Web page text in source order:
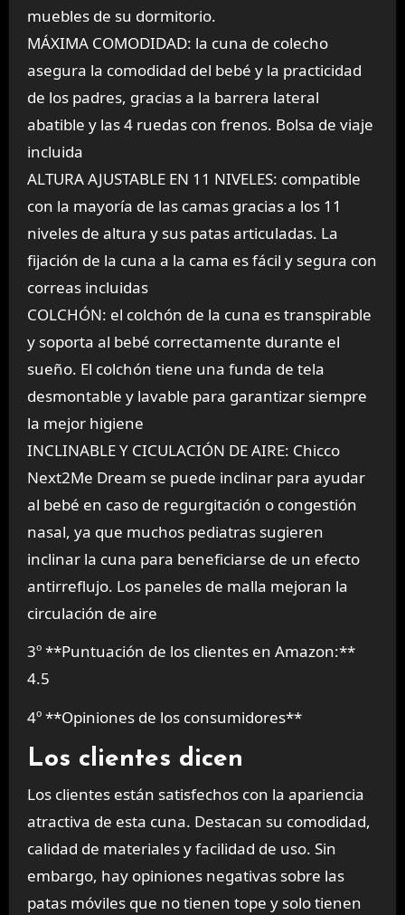
muebles de su dormitorio.
MÁXIMA COMODIDAD: la cuna de colecho
asegura la comodidad del bebé y la practicidad
de los padres, gracias a la barrera lateral
abatible y las 4 ruedas con frenos. Bolsa de viaje
incluida
ALTURA AJUSTABLE EN 11 NIVELES: compatible
con la mayoría de las camas gracias a los 11
niveles de altura y sus patas articuladas. La
fijación de la cuna a la cama es fácil y segura con
correas incluidas
COLCHÓN: el colchón de la cuna es transpirable
y soporta al bebé correctamente durante el
sueño. El colchón tiene una funda de tela
desmontable y lavable para garantizar siempre
la mejor higiene
INCLINABLE Y CICULACIÓN DE AIRE: Chicco
Next2Me Dream se puede inclinar para ayudar
al bebé en caso de regurgitación o congestión
nasal, ya que muchos pediatras sugieren
inclinar la cuna para beneficiarse de un efecto
antirreflujo. Los paneles de malla mejoran la
circulación de aire
3º **Puntuación de los clientes en Amazon:**
4.5
4º **Opiniones de los consumidores**
Los clientes dicen
Los clientes están satisfechos con la apariencia
atractiva de esta cuna. Destacan su comodidad,
calidad de materiales y facilidad de uso. Sin
embargo, hay opiniones negativas sobre las
patas móviles que no tienen tope y solo tienen